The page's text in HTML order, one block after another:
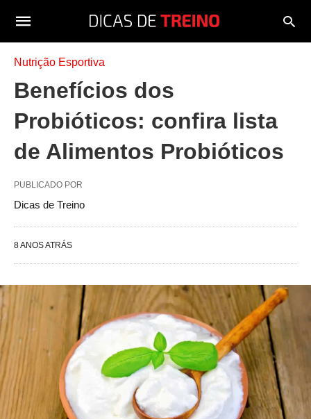
Nutrição Esportiva
Benefícios dos
Probióticos: confira lista
de Alimentos Probióticos
PUBLICADO POR
Dicas de Treino
8 ANOS ATRÁS